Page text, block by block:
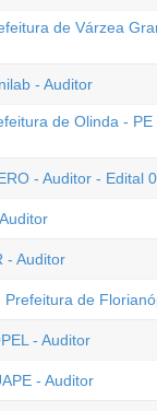
de Várzea
- Auditor
de Olinda -
- Auditor - Edital
- Auditor
Prefeitura de
- Auditor
- Auditor